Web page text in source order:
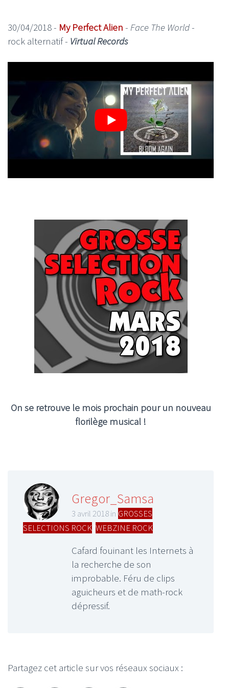
30/04/2018 - My Perfect Alien - Face The World-
rock alternatif - Virtual Records
On se retrouve le mois prochain pour un nouveau
florilège musical !
Gregor_Samsa
3 avril 2018 in GROSSES
SELECTIONS ROCK WEBZINE ROCK
Cafard fouinant les Internets à
la recherche de son
improbable. Féru de clips
aguicheurs et de math-rock
dépressif.
Partagez cet article sur vos réseaux sociaux :